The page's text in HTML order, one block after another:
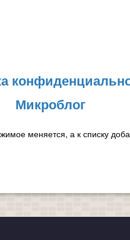
Микроблог
меняется, а к списку